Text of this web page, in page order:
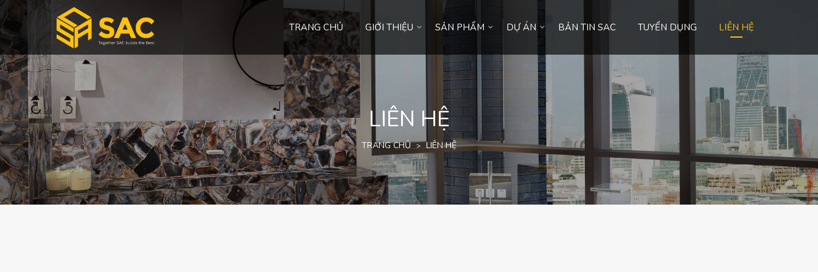
TRANG CHỦ GIỚI THIỆU SẢN PHẨM DỰ ÁN BẢN TIN SAC TUYỂN DỤNG LIÊN HỆ
LIÊN HỆ
TRANG CHỦ > LIÊN HỆ